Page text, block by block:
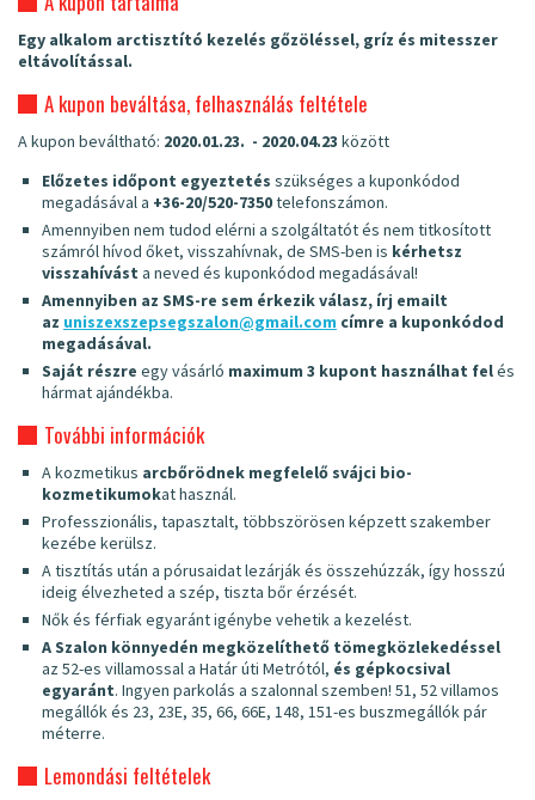
Egy alkalom arctisztító kezelés gőzöléssel, gríz és mitesszer
eltávolítással.
A kupon beváltása, felhasználás feltétele
A kupon beváltható: 2020.01.23. - 2020.04.23 között
Előzetes időpont egyeztetés szükséges a kuponkódod
megadásával a +36-20/520-7350telefonszámon.
Amennyiben nem tudod elérni a szolgáltatót és nem titkosított
számról hívod őket, visszahívnak, de SMS-ben is kérhetsz
visszahívást a neved és kuponkódod megadásával!
Amennyiben az SMS-re sem érkezik válasz, írj emailt
az uniszexszepsegszalon@gmail.com címre a kuponkódod
megadásával.
Saját részre egy vásárló maximum 3 kupont használhat felés
hármat ajándékba.
További információk
A kozmetikus arcbőrödnek megfelelő svájci bio-
kozmetikumokat használ.
Professzionális, tapasztalt, többszörösen képzett szakember
kezébe kerülsz.
A tisztítás után a pórusaidat lezárják és összehúzzák, így hosszú
ideig élvezheted a szép, tiszta bőr érzését.
Nők és férfiak egyaránt igénybe vehetik a kezelést.
A Szalon könnyedén megközelíthető tömegközlekedéssel
az 52-es villamossal a Határ úti Metrótól, és gépkocsival
egyaránt. Ingyen parkolás a szalonnal szemben! 51, 52 villamos
megállók és 23, 23E, 35, 66, 66E, 148, 151-es buszmegállók pár
méterre.
Lemondási feltételek